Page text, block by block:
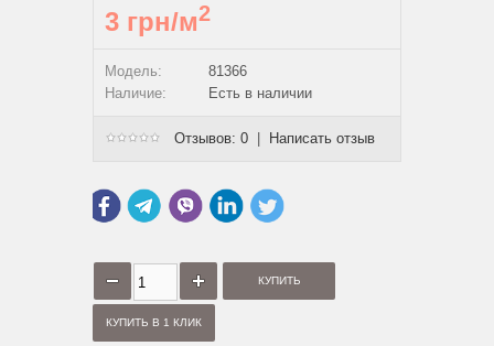
3 грн/м2
Модель:
81366
Наличие:
Есть в наличии
Отзывов: 0 Написать отзыв
КУПИТЬ В 1 КЛИК